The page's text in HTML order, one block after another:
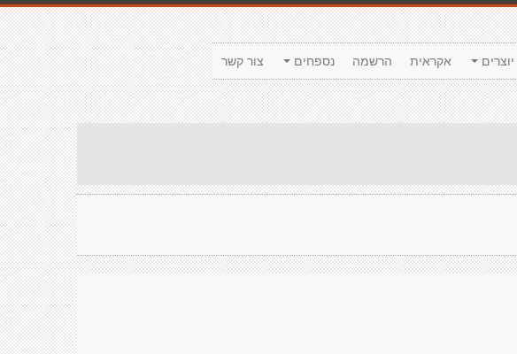
צור קשר נספחים הרשמה אקראית יוצרים